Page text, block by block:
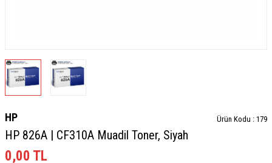
HP Ürün Kodu : 179
HP 826A | CF310A Muadil Toner, Siyah
0,00 TL